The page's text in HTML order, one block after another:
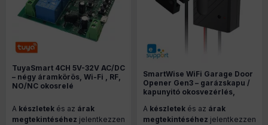
TuyaSmart 4CH 5V-32V AC/DC
– négy áramkörös, Wi-Fi , RF,
NO/NC okosrelé
A készletek és az árak
megtekintéséhez jelentkezzen
SmartWise WiFi Garage Door
Opener Gen3 – garázskapu /
kapunyitó okosvezérlés,
Wi-Fi, eWeLink-Remote
A készletek és az árak
megtekintéséhez jelentkezzen